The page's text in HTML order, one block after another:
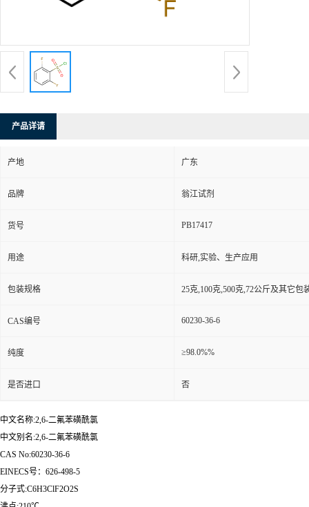
产品详请
产地 广东
品牌 翁江试剂
货号 PB17417
用途 科研,实验、生产应用
包装规格 25克,100克,500克,72公斤及其它包
CAS编号 60230-36-6
纯度 ≥98.0%%
是否进口 否
中文名称:2,6-二氟苯磺酰氯
中文别名:2,6-二氟苯磺酰氯
CAS No:60230-36-6
EINECS号：626-498-5
分子式:C6H3ClF2O2S